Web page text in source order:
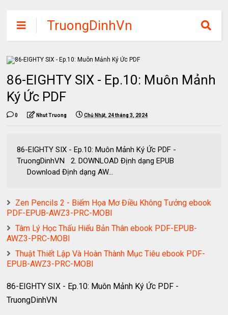
TruongDinhVn
Chia sẽ ebook,
các khóa học,
phần mềm học
tập miễn phí
86-EIGHTY SIX - Ep.10: Muôn Mảnh
Ký Ức PDF
0 Nhut Truong Chủ Nhật, 24 tháng 3, 2024
86-EIGHTY SIX - Ep.10: Muôn Mảnh Ký Ức PDF -
TruongDinhVN 2. DOWNLOAD Định dạng EPUB
Download Định dạng AW...
Zen Pencils 2 - Biếm Họa Mơ Điều Không Tưởng ebook
PDF-EPUB-AWZ3-PRC-MOBI
Tâm Lý Học Thấu Hiểu Bản Thân ebook PDF-EPUB-
AWZ3-PRC-MOBI
Thuật Thiết Lập Và Hoàn Thành Mục Tiêu ebook PDF-
EPUB-AWZ3-PRC-MOBI
86-EIGHTY SIX - Ep.10: Muôn Mảnh Ký Ức PDF -
TruongDinhVN